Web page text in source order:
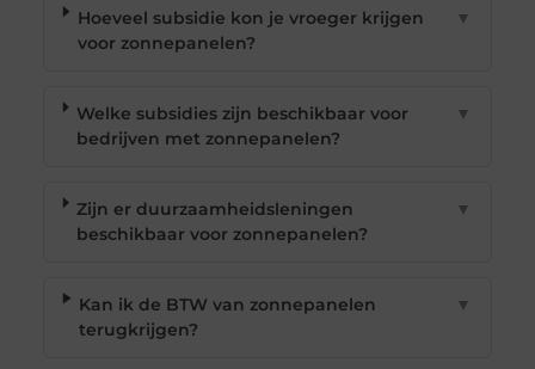
Hoeveel subsidie kon je vroeger krijgen
voor zonnepanelen?
▼
Welke subsidies zijn beschikbaar voor
bedrijven met zonnepanelen?
▼
Zijn er duurzaamheidsleningen
beschikbaar voor zonnepanelen?
▼
Kan ik de BTW van zonnepanelen
terugkrijgen?
▼